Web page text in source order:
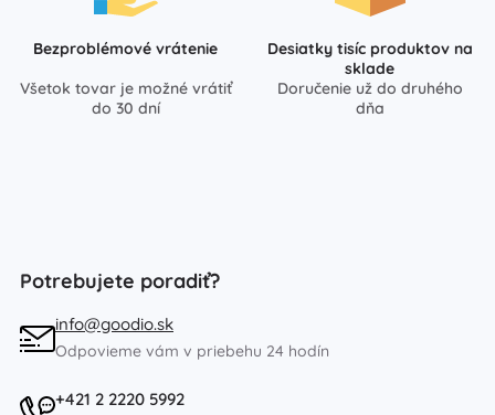
Bezproblémové vrátenie
Všetok tovar je možné vrátiť
do 30 dní
Desiatky tisíc produktov na
sklade
Doručenie už do druhého
dňa
Potrebujete poradiť?
info@goodio.sk
Odpovieme vám v priebehu 24 hodín
+421 2 2220 5992